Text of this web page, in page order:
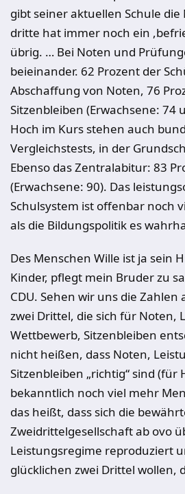
gibt seiner aktuellen Schule
dritte hat immer noch ein
übrig. … Bei Noten und
beieinander. 62 Prozent der
Abschaffung von Noten, 76
Sitzenbleiben (Erwachsene: 74
Hoch im Kurs stehen auch
Vergleichstests, in der
Ebenso das Zentralabitur: 83
(Erwachsene: 90). Das
Schulsystem ist offenbar noch
als die Bildungspolitik es
Des Menschen Wille ist ja sein
Kinder, pflegt mein Bruder zu
CDU. Sehen wir uns die
zwei Drittel, die sich für Noten,
Wettbewerb, Sitzenbleiben
nicht heißen, dass Noten,
Sitzenbleiben „richtig“ sind (für
bekanntlich noch viel mehr
das heißt, dass sich die
Zweidrittelgesellschaft ab ovo
Leistungsregime reproduziert
glücklichen zwei Drittel wollen,